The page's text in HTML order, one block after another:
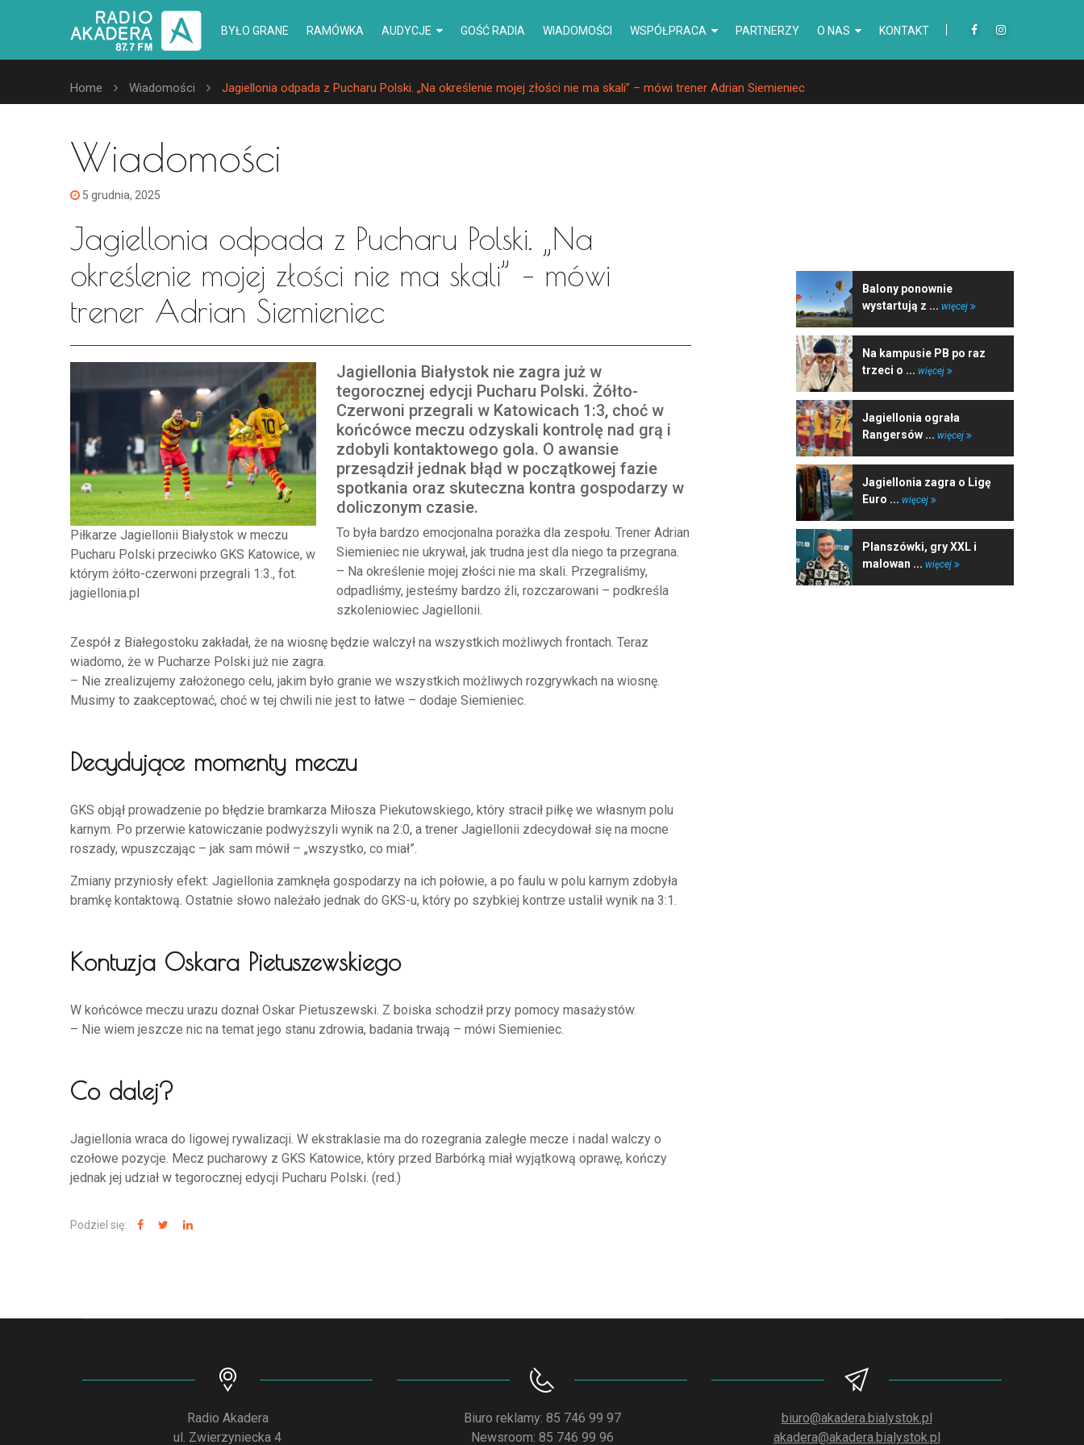
BYŁO GRANE RAMÓWKA AUDYCJE GOŚĆ RADIA WIADOMOŚCI WSPÓŁPRACA PARTNERZY O NAS KONTAKT
Home Wiadomości Jagiellonia odpada z Pucharu Polski. „Na określenie mojej złości nie ma skali” – mówi trener Adrian Siemieniec
Wiadomości
5 grudnia, 2025
Jagiellonia odpada z Pucharu Polski. „Na
określenie mojej złości nie ma skali” – mówi
trener Adrian Siemieniec
Piłkarze Jagiellonii Białystok w meczu
Pucharu Polski przeciwko GKS Katowice, w
którym żółto-czerwoni przegrali 1:3., fot.
jagiellonia.pl
Jagiellonia Białystok nie zagra już w
tegorocznej edycji Pucharu Polski. Żółto-
Czerwoni przegrali w Katowicach 1:3, choć w
końcówce meczu odzyskali kontrolę nad grą i
zdobyli kontaktowego gola. O awansie
przesądził jednak błąd w początkowej fazie
spotkania oraz skuteczna kontra gospodarzy w
doliczonym czasie.
To była bardzo emocjonalna porażka dla zespołu. Trener Adrian
Siemieniec nie ukrywał, jak trudna jest dla niego ta przegrana.
– Na określenie mojej złości nie ma skali. Przegraliśmy,
odpadliśmy, jesteśmy bardzo źli, rozczarowani – podkreśla
szkoleniowiec Jagiellonii.
Zespół z Białegostoku zakładał, że na wiosnę będzie walczył na wszystkich możliwych frontach. Teraz
wiadomo, że w Pucharze Polski już nie zagra.
– Nie zrealizujemy założonego celu, jakim było granie we wszystkich możliwych rozgrywkach na wiosnę.
Musimy to zaakceptować, choć w tej chwili nie jest to łatwe – dodaje Siemieniec.
Decydujące momenty meczu
GKS objął prowadzenie po błędzie bramkarza Miłosza Piekutowskiego, który stracił piłkę we własnym polu
karnym. Po przerwie katowiczanie podwyższyli wynik na 2:0, a trener Jagiellonii zdecydował się na mocne
roszady, wpuszczając – jak sam mówił – „wszystko, co miał”.
Zmiany przyniosły efekt: Jagiellonia zamknęła gospodarzy na ich połowie, a po faulu w polu karnym zdobyła
bramkę kontaktową. Ostatnie słowo należało jednak do GKS-u, który po szybkiej kontrze ustalił wynik na 3:1.
Kontuzja Oskara Pietuszewskiego
W końcówce meczu urazu doznał Oskar Pietuszewski. Z boiska schodził przy pomocy masażystów.
– Nie wiem jeszcze nic na temat jego stanu zdrowia, badania trwają – mówi Siemieniec.
Co dalej?
Jagiellonia wraca do ligowej rywalizacji. W ekstraklasie ma do rozegrania zaległe mecze i nadal walczy o
czołowe pozycje. Mecz pucharowy z GKS Katowice, który przed Barbórką miał wyjątkową oprawę, kończy
jednak jej udział w tegorocznej edycji Pucharu Polski. (red.)
Podziel się:
Balony ponownie
wystartują z ... więcej
Na kampusie PB po raz
trzeci o ... więcej
Jagiellonia ograła
Rangersów ... więcej
Jagiellonia zagra o Ligę
Euro ... więcej
Planszówki, gry XXL i
malowan ... więcej
Radio Akadera
ul. Zwierzyniecka 4
Biuro reklamy: 85 746 99 97
Newsroom: 85 746 99 96
biuro@akadera.bialystok.pl
akadera@akadera.bialystok.pl